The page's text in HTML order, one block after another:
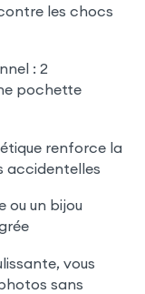
les chocs
: 2
pochette
renforce la
accidentelles
ou un bijou
vous
sans